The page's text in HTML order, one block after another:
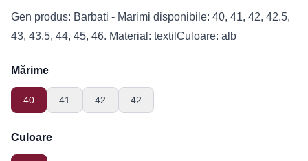
Gen produs: Barbati - Marimi disponibile: 40, 41, 42, 42.5,
43, 43.5, 44, 45, 46. Material: textilCuloare: alb
Mărime
40 41 42 42
Culoare